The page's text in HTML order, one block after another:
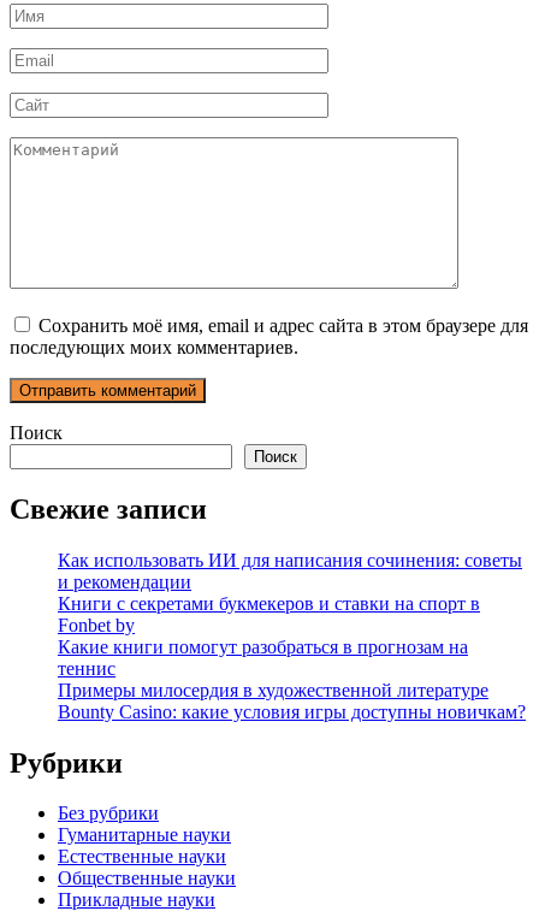
Имя
*
Email
*
Сайт
Комментарий
Сохранить моё имя, email и адрес сайта в этом браузере для
последующих моих комментариев.
Поиск
Поиск
Свежие записи
Как использовать ИИ для написания сочинения: советы
и рекомендации
Книги с секретами букмекеров и ставки на спорт в
Fonbet by
Какие книги помогут разобраться в прогнозам на
теннис
Примеры милосердия в художественной литературе
Bounty Casino: какие условия игры доступны новичкам?
Рубрики
Без рубрики
Гуманитарные науки
Естественные науки
Общественные науки
Прикладные науки